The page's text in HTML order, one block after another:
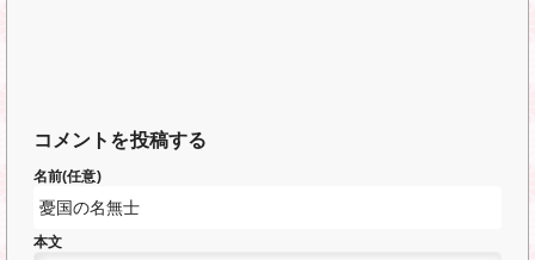
コメントを投稿する
名前(任意)
本文